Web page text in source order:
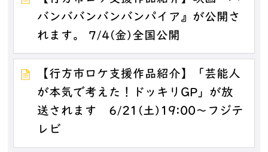
バンババンバンバンパイア』が公開さ
れます。 7/4(金)全国公開
【行方市ロケ支援作品紹介】「芸能人
が本気で考えた！ドッキリGP」が放
送されます 6/21(土)19:00～フジテ
レビ